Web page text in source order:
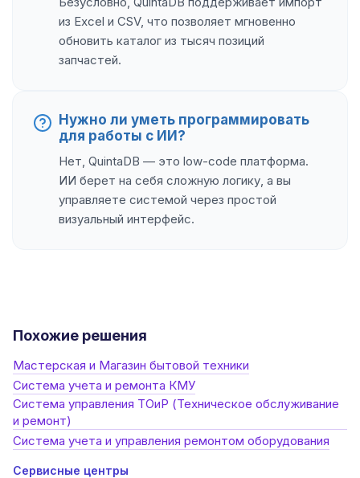
из Excel и CSV, что позволяет мгновенно
обновить каталог из тысяч позиций
запчастей.
Нужно ли уметь программировать
для работы с ИИ?
Нет, QuintaDB — это low-code платформа.
ИИ берет на себя сложную логику, а вы
управляете системой через простой
визуальный интерфейс.
Похожие решения
Мастерская и Магазин бытовой техники
Система учета и ремонта КМУ
Система управления ТОиР (Техническое обслуживание
и ремонт)
Система учета и управления ремонтом оборудования
Сервисные центры